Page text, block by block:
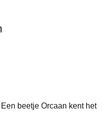
Een beetje Orcaan kent het